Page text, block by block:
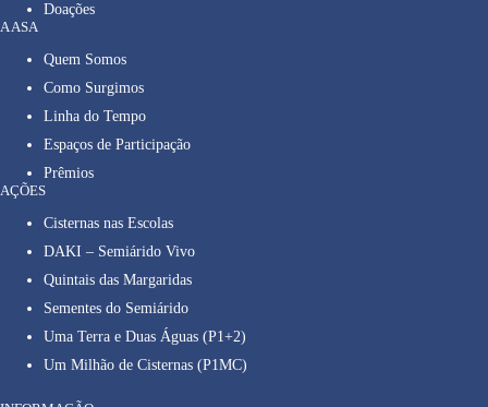
Doações
A ASA
Quem Somos
Como Surgimos
Linha do Tempo
Espaços de Participação
Prêmios
AÇÕES
Cisternas nas Escolas
DAKI – Semiárido Vivo
Quintais das Margaridas
Sementes do Semiárido
Uma Terra e Duas Águas (P1+2)
Um Milhão de Cisternas (P1MC)